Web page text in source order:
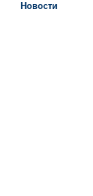
Новости